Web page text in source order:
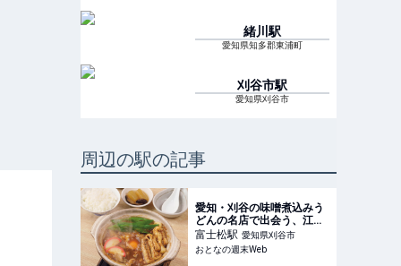
緒川駅
愛知県知多郡東浦町
刈谷市駅
愛知県刈谷市
周辺の駅の記事
愛知・刈谷の味噌煮込みう
どんの名店で出会う、江戸
の味「いもかわうどん」
芳醇な香りと味噌が相性抜
群だった
富士松駅 愛知県刈谷市
おとなの週末Web